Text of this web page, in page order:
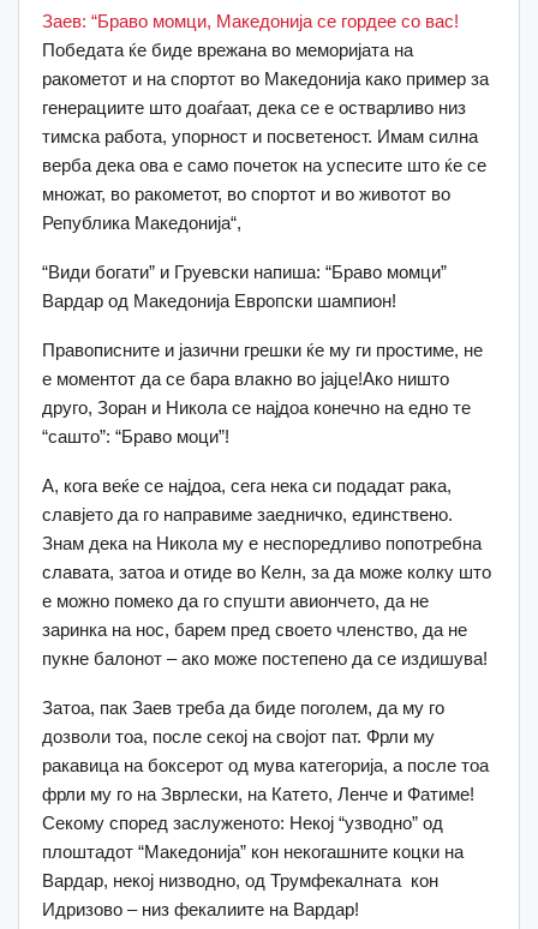
Заев: “Браво момци, Македонија се гордее со вас!
Победата ќе биде врежана во меморијата на
ракометот и на спортот во Македонија како пример за
генерациите што доаѓаат, дека се е остварливо низ
тимска работа, упорност и посветеност. Имам силна
верба дека ова е само почеток на успесите што ќе се
множат, во ракометот, во спортот и во животот во
Република Македонија“,
“Види богати” и Груевски напиша: “Браво момци”
Вардар од Македонија Европски шампион!
Правописните и јазични грешки ќе му ги простиме, не
е моментот да се бара влакно во јајце!Ако ништо
друго, Зоран и Никола се најдоа конечно на едно те
“сашто”: “Браво моци”!
А, кога веќе се најдоа, сега нека си подадат рака,
славјето да го направиме заедничко, единствено.
Знам дека на Никола му е неспоредливо попотребна
славата, затоа и отиде во Келн, за да може колку што
е можно помеко да го спушти авиончето, да не
заринка на нос, барем пред своето членство, да не
пукне балонот – ако може постепено да се издишува!
Затоа, пак Заев треба да биде поголем, да му го
дозволи тоа, после секој на својот пат. Фрли му
ракавица на боксерот од мува категорија, а после тоа
фрли му го на Зврлески, на Катето, Ленче и Фатиме!
Секому според заслуженото: Некој “узводно” од
плоштадот “Македонија” кон некогашните коцки на
Вардар, некој низводно, од Трумфекалната кон
Идризово – низ фекалиите на Вардар!